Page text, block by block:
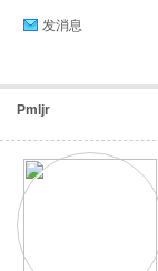
发消息
Pmljr